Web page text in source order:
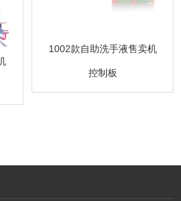
1002款自助洗手液售卖机
控制板